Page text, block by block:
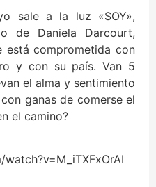
sale a la luz «SOY»,
de Daniela Darcourt,
está comprometida con
y con su país. Van 5
el alma y sentimiento
ganas de comerse el
el camino?